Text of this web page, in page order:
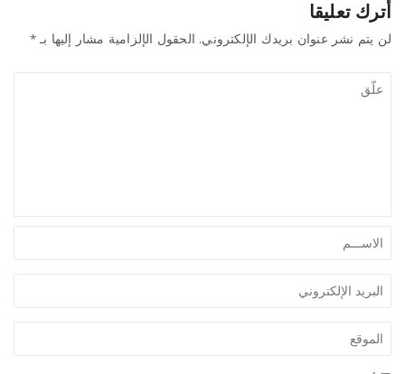
أترك تعليقا
لن يتم نشر عنوان بريدك الإلكتروني. الحقول الإلزامية مشار إليها بـ*